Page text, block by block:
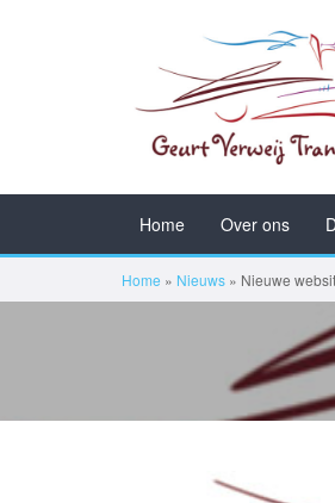
Home Over ons
Home » Nieuws » Nieuwe